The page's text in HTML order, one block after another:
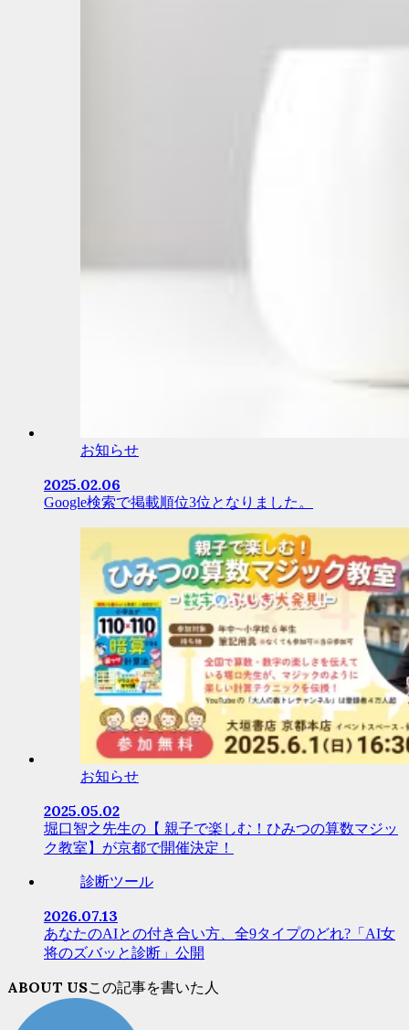
お知らせ
2025.02.06
Google検索で掲載順位3位となりました。
お知らせ
2025.05.02
堀口智之先生の【 親子で楽しむ！ひみつの算数マジッ
ク教室】が京都で開催決定！
診断ツール
2026.07.13
あなたのAIとの付き合い方、全9タイプのどれ?「AI女
将のズバッと診断」公開
ABOUT US